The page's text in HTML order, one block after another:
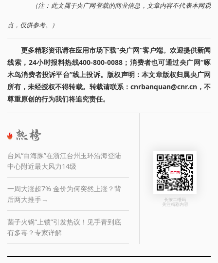
（注：此文属于央广网登载的商业信息，文章内容不代表本网观
点，仅供参考。）
更多精彩资讯请在应用市场下载“央广网”客户端。欢迎提供新闻
线索，24小时报料热线400-800-0088；消费者也可通过央广网“啄
木鸟消费者投诉平台”线上投诉。版权声明：本文章版权归属央广网
所有，未经授权不得转载。转载请联系：cnrbanquan@cnr.cn，不
尊重原创的行为我们将追究责任。
台风“白海豚”在浙江台州玉环沿海登陆
中心附近最大风力14级
一周大涨超7% 金价为何突然上涨？背
后两大推手→
菌子火锅“上锁”引发热议！见手青到底
有多毒？专家详解
长按二维码
关注精彩内容